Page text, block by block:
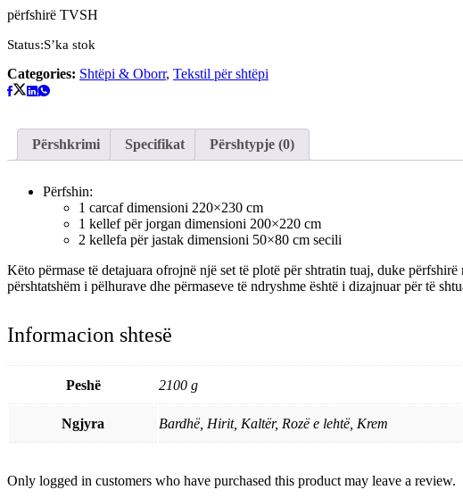
përfshirë TVSH
Status:S’ka stok
Categories: Shtëpi & Oborr, Tekstil për shtëpi
Përshkrimi Specifikat Përshtypje (0)
Përfshin:
1 carcaf dimensioni 220×230 cm
1 kellef për jorgan dimensioni 200×220 cm
2 kellefa për jastak dimensioni 50×80 cm secili
Këto përmase të detajuara ofrojnë një set të plotë për shtratin tuaj, duke
përshtatshëm i pëlhurave dhe përmaseve të ndryshme është i dizajnuar për të
Informacion shtesë
Peshë 2100 g
Ngjyra Bardhë, Hirit, Kaltër, Rozë e lehtë, Krem
Only logged in customers who have purchased this product may leave a review.